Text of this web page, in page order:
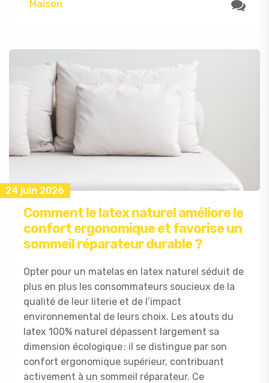
Maison
24 juin 2026
Comment le latex naturel améliore le
confort ergonomique et favorise un
sommeil réparateur durable ?
Opter pour un matelas en latex naturel séduit de
plus en plus les consommateurs soucieux de la
qualité de leur literie et de l’impact
environnemental de leurs choix. Les atouts du
latex 100% naturel dépassent largement sa
dimension écologique : il se distingue par son
confort ergonomique supérieur, contribuant
activement à un sommeil réparateur. Ce